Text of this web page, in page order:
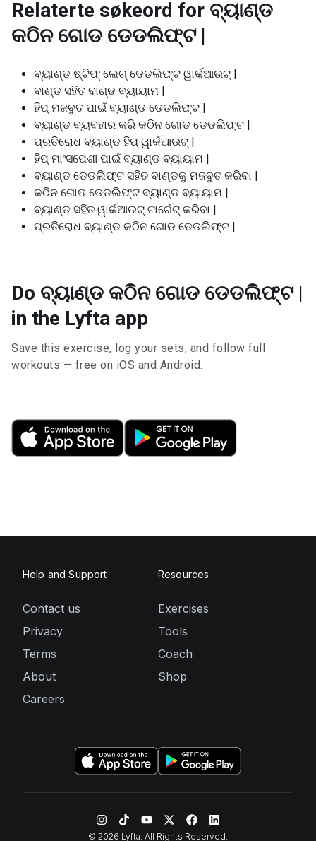
Relaterte søkeord for ବ୍ୟାଣ୍ଡ
କଠିନ ଗୋଡ ଡେଡଲିଫ୍ଟ |
ବ୍ୟାଣ୍ଡ ଷ୍ଟିଫ୍ ଲେଗ୍ ଡେଡଲିଫ୍ଟ ୱାର୍କଆଉଟ୍ |
ବାଣ୍ଡ ସହିତ ବାଣ୍ଡ ବ୍ୟାୟାମ |
ହିପ୍ ମଜବୁତ ପାଇଁ ବ୍ୟାଣ୍ଡ ଡେଡଲିଫ୍ଟ |
ବ୍ୟାଣ୍ଡ ବ୍ୟବହାର କରି କଠିନ ଗୋଡ ଡେଡଲିଫ୍ଟ |
ପ୍ରତିରୋଧ ବ୍ୟାଣ୍ଡ ହିପ୍ ୱାର୍କଆଉଟ୍ |
ହିପ୍ ମାଂସପେଶୀ ପାଇଁ ବ୍ୟାଣ୍ଡ ବ୍ୟାୟାମ |
ବ୍ୟାଣ୍ଡ ଡେଡଲିଫ୍ଟ ସହିତ ବାଣ୍ଡକୁ ମଜବୁତ କରିବା |
କଠିନ ଗୋଡ ଡେଡଲିଫ୍ଟ ବ୍ୟାଣ୍ଡ ବ୍ୟାୟାମ |
ବ୍ୟାଣ୍ଡ ସହିତ ୱାର୍କଆଉଟ୍ ଟାର୍ଗେଟ୍ କରିବା |
ପ୍ରତିରୋଧ ବ୍ୟାଣ୍ଡ କଠିନ ଗୋଡ ଡେଡଲିଫ୍ଟ |
Do ବ୍ୟାଣ୍ଡ କଠିନ ଗୋଡ ଡେଡଲିଫ୍ଟ |
in the Lyfta app
Save this exercise, log your sets, and follow full
workouts — free on iOS and Android.
Help and Support
Contact us
Privacy
Terms
About
Careers
Resources
Exercises
Tools
Coach
Shop
© 2026 Lyfta. All Rights Reserved.